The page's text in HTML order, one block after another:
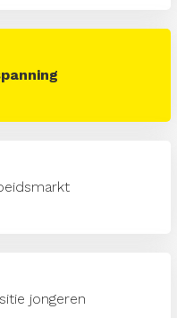
jongeren